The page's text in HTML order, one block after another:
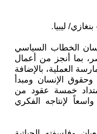
ليبيا.
الخطاب السياسي
بما أنجز من أعمال
العملية، بالإضافة
وحقوق الإنسان ومبدأ
خمسة عقود من
لإنتاجه الفكري